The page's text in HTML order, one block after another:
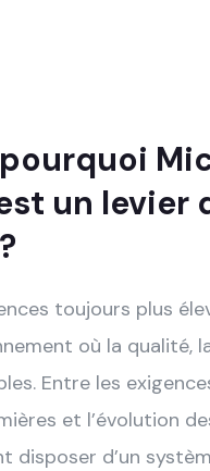
un levier
toujours plus
où la qualité,
Entre les
et l’évolution
d’un